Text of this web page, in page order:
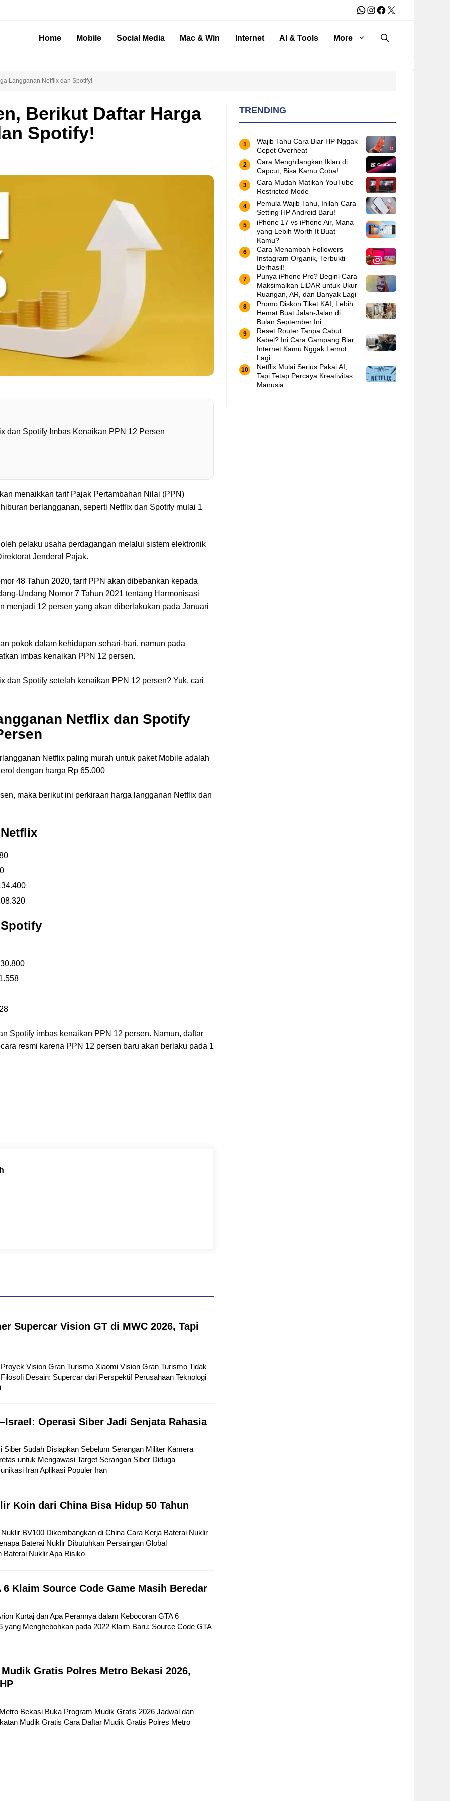
WhatsApp
Instagram
Facebook
X
Home Mobile Social Media Mac & Win Internet AI & Tools More
Langganan Netflix dan Spotify!
Berikut Daftar Harga
Spotify!
dan Spotify Imbas Kenaikan PPN 12 Persen
menaikkan tarif Pajak Pertambahan Nilai (PPN)
berlangganan, seperti Netflix dan Spotify mulai 1
pelaku usaha perdagangan melalui sistem elektronik
Jenderal Pajak.
48 Tahun 2020, tarif PPN akan dibebankan kepada
Undang Nomor 7 Tahun 2021 tentang Harmonisasi
menjadi 12 persen yang akan diberlakukan pada Januari
pokok dalam kehidupan sehari-hari, namun pada
imbas kenaikan PPN 12 persen.
dan Spotify setelah kenaikan PPN 12 persen? Yuk, cari
Netflix dan Spotify
Netflix paling murah untuk paket Mobile adalah
dengan harga Rp 65.000
maka berikut ini perkiraan harga langganan Netflix dan
Spotify imbas kenaikan PPN 12 persen. Namun, daftar
resmi karena PPN 12 persen baru akan berlaku pada 1
Supercar Vision GT di MWC 2026, Tapi
Vision Gran Turismo Xiaomi Vision Gran Turismo Tidak
Desain: Supercar dari Perspektif Perusahaan Teknologi
Operasi Siber Jadi Senjata Rahasia
Siber Sudah Disiapkan Sebelum Serangan Militer Kamera
untuk Mengawasi Target Serangan Siber Diduga
Iran Aplikasi Populer Iran
Koin dari China Bisa Hidup 50 Tahun
BV100 Dikembangkan di China Cara Kerja Baterai Nuklir
Baterai Nuklir Dibutuhkan Persaingan Global
Baterai Nuklir Apa Risiko
6 Klaim Source Code Game Masih Beredar
Kurtaj dan Apa Perannya dalam Kebocoran GTA 6
yang Menghebohkan pada 2022 Klaim Baru: Source Code GTA
Gratis Polres Metro Bekasi 2026,
Bekasi Buka Program Mudik Gratis 2026 Jadwal dan
Mudik Gratis Cara Daftar Mudik Gratis Polres Metro
TRENDING
Wajib Tahu Cara Biar HP Nggak
Cepet Overheat
Cara Menghilangkan Iklan di
Capcut, Bisa Kamu Coba!
Cara Mudah Matikan YouTube
Restricted Mode
Pemula Wajib Tahu, Inilah Cara
Setting HP Android Baru!
iPhone 17 vs iPhone Air, Mana
yang Lebih Worth It Buat
Kamu?
Cara Menambah Followers
Instagram Organik, Terbukti
Berhasil!
Punya iPhone Pro? Begini Cara
Maksimalkan LiDAR untuk Ukur
Ruangan, AR, dan Banyak Lagi
Promo Diskon Tiket KAI, Lebih
Hemat Buat Jalan-Jalan di
Bulan September Ini
Reset Router Tanpa Cabut
Kabel? Ini Cara Gampang Biar
Internet Kamu Nggak Lemot
Lagi
Netflix Mulai Serius Pakai AI,
Tapi Tetap Percaya Kreativitas
Manusia